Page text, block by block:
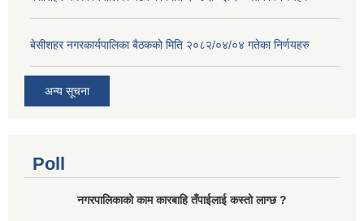
बे‍‍सीशहर नगरकार्यपालिका बैठककाे मिति २०८२/०४/०४ गतेका निर्णयहरु
अन्य सूचना
Poll
नगरपालिकाको काम कारबाहि तँपाईलाई कस्तो लाग्छ ?